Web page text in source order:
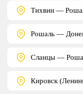
Тихвин —
Рошаль —
Сланцы —
Кировск